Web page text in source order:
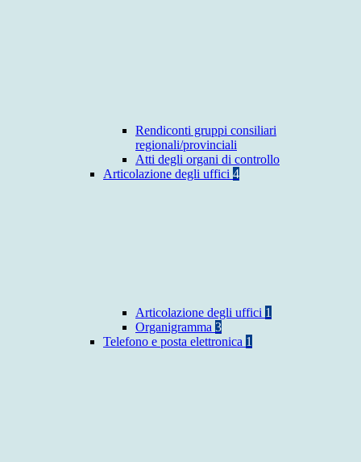
Rendiconti gruppi consiliari
regionali/provinciali
Atti degli organi di controllo
Articolazione degli uffici 4
Articolazione degli uffici 1
Organigramma 3
Telefono e posta elettronica 1